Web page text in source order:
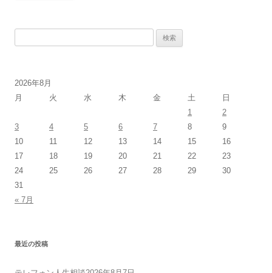
索:
2026年8月
月
火 水 木 金 土
日
1
2
3
4 5 6 7 8
9
10
11 12 13 14 15
16
17
18 19 20 21 22
23
24
25 26 27 28 29
30
31
« 7月
最近の投稿